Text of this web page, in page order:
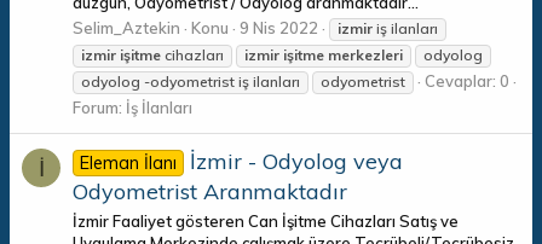
Selim_Aztekin
Konu 9 Nis 2022 izmir iş ilanları
izmir işitme cihazları izmir işitme merkezleri
odyolog
odyolog -odyometrist iş ilanları
odyometrist
Cevaplar: 0
Forum: İş İlanları
İ Eleman İlanı
İzmir - Odyolog veya
Odyometrist Aranmaktadır
İzmir Faaliyet gösteren Can İşitme Cihazları Satış ve